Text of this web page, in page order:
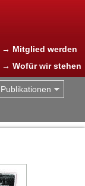
→ Mitglied werden
→ Wofür wir stehen
Publikationen